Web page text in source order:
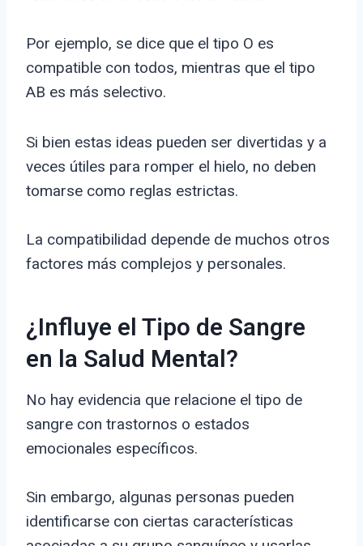
Por ejemplo, se dice que el tipo O es
compatible con todos, mientras que el tipo
AB es más selectivo.
Si bien estas ideas pueden ser divertidas y a
veces útiles para romper el hielo, no deben
tomarse como reglas estrictas.
La compatibilidad depende de muchos otros
factores más complejos y personales.
¿Influye el Tipo de Sangre
en la Salud Mental?
No hay evidencia que relacione el tipo de
sangre con trastornos o estados
emocionales específicos.
Sin embargo, algunas personas pueden
identificarse con ciertas características